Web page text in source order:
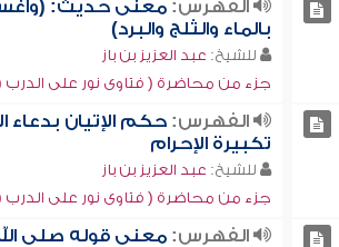
الفهرس: معنى حديث:
بالماء والثلج والبرد)
للشيخ: عبد العزيز بن باز
جزء من محاضرة ( فتاوى نور على الدرب
الفهرس: حكم الإتيان بدعاء
تكبيرة الإحرام
للشيخ: عبد العزيز بن باز
جزء من محاضرة ( فتاوى نور على الدرب
الفهرس: معنى قوله صلى